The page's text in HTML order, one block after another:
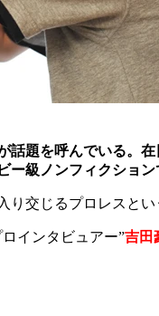
題を呼んでいる。
級ノンフィクション
り交じるプロレスと
インタビュアー”吉田